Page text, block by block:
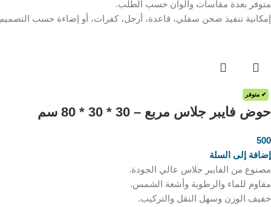
متوفر بعدة مقاسات وألوان حسب الطلب.
إمكانية تنفيذ صحن سفلي، قاعدة، أرجل، كفرات، أو إضاءة حسب
✔ متوفر
حوض فايبر جلاس مربع – 30 * 30 * 80 سم
500
إضافة إلى السلة
مصنوع من الفايبر جلاس عالي الجودة.
مقاوم للماء والرطوبة وأشعة الشمس.
خفيف الوزن وسهل النقل والتركيب.